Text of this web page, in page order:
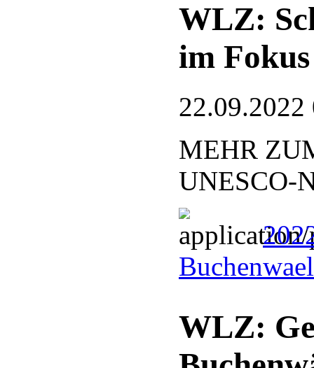
WLZ:
im Fokus
22.09.2022
MEHR
UNESCO-
WLZ: